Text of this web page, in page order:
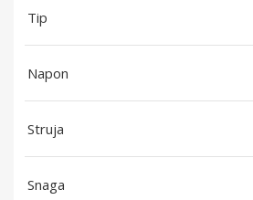
Tip
Napon
Struja
Snaga